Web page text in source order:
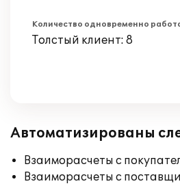
Количество одновременно
Толстый клиент: 8
Автоматизированы
Взаиморасчеты с
Взаиморасчеты с